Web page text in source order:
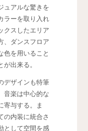
ュアルな驚きを
ラーを取り入れ
クスしたエリア
、ダンスフロア
色を用いること
出来る。
デザインも特筆
音楽は中心的な
寄与する。ま
の内装に統合さ
として空間を感